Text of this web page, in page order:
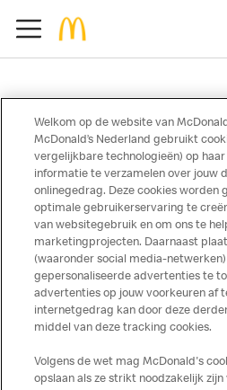
Waarom zit
Chicken
De Selderij in de Chicken McNuggets
krokante goudgele laagje van de
maakt.
Welkom op de website van
McDonald’s Nederland gebruikt
vergelijkbare technologieën) op
informatie te verzamelen over jouw
onlinegedrag. Deze cookies worden
optimale gebruikerservaring te
van websitegebruik en om ons te
marketingprojecten. Daarnaast
(waaronder social media-
gepersonaliseerde advertenties te
advertenties op jouw voorkeuren af
internetgedrag kan door deze
middel van deze tracking cookies.
Volgens de wet mag McDonald's
opslaan als ze strikt noodzakelijk